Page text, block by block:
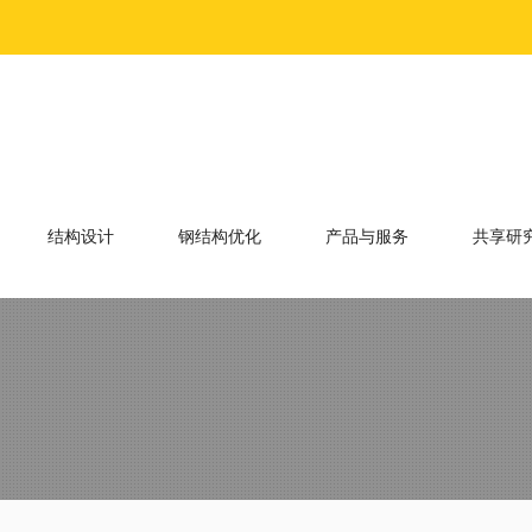
结构设计 钢结构优化 产品与服务 共享研